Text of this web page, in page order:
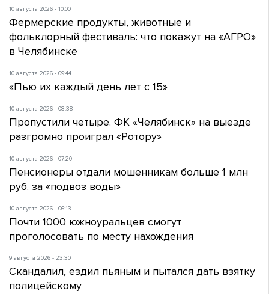
10 августа 2026 - 10:00
Фермерские продукты, животные и
фольклорный фестиваль: что покажут на «АГРО»
в Челябинске
10 августа 2026 - 09:44
«Пью их каждый день лет с 15»
10 августа 2026 - 08:38
Пропустили четыре. ФК «Челябинск» на выезде
разгромно проиграл «Ротору»
10 августа 2026 - 07:20
Пенсионеры отдали мошенникам больше 1 млн
руб. за «подвоз воды»
10 августа 2026 - 06:13
Почти 1000 южноуральцев смогут
проголосовать по месту нахождения
9 августа 2026 - 23:30
Скандалил, ездил пьяным и пытался дать взятку
полицейскому